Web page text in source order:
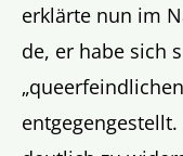
erklärte nun im
de, er habe sich